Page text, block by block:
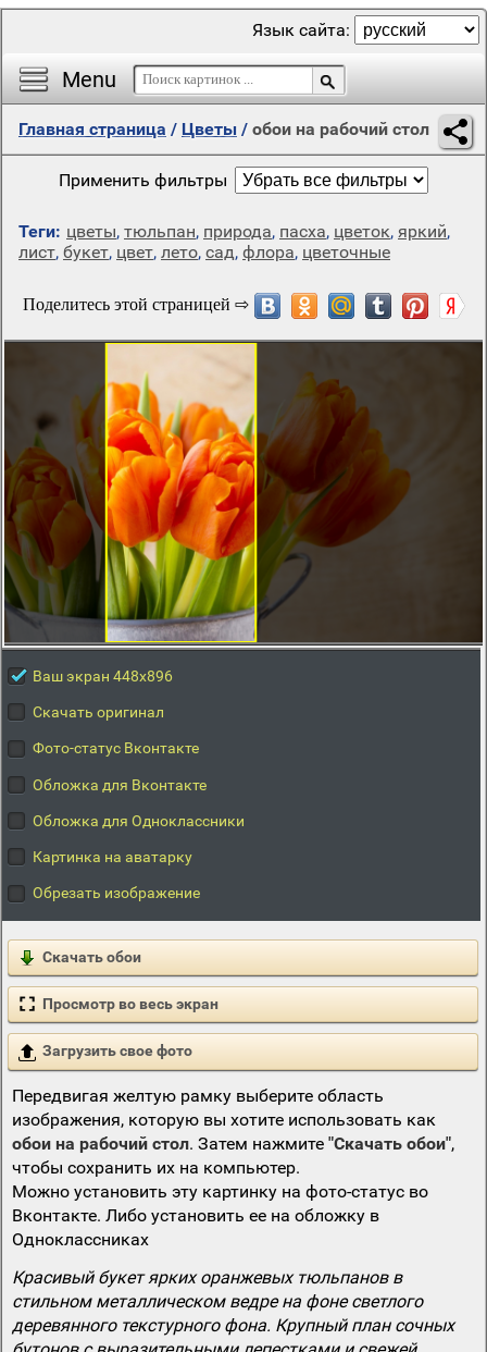
Menu
Язык сайта:
Главная страница / Цветы / обои на рабочий стол
Применить фильтры
Теги: цветы, тюльпан, природа, пасха, цветок, яркий,
лист, букет, цвет, лето, сад, флора, цветочные
Ваш экран 448x896
Скачать оригинал
Фото-статус Вконтакте
Обложка для Вконтакте
Обложка для Одноклассники
Картинка на аватарку
Обрезать изображение
Скачать обои
Просмотр во весь экран
Загрузить свое фото
Передвигая желтую рамку выберите область
изображения, которую вы хотите использовать как
обои на рабочий стол. Затем нажмите "Скачать обои",
чтобы сохранить их на компьютер.
Можно установить эту картинку на фото-статус во
Вконтакте. Либо установить ее на обложку в
Одноклассниках
Красивый букет ярких оранжевых тюльпанов в
стильном металлическом ведре на фоне светлого
деревянного текстурного фона. Крупный план сочных